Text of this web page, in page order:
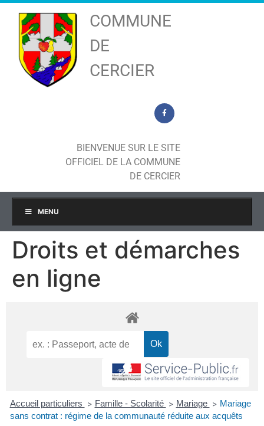
COMMUNE
DE
CERCIER
BIENVENUE SUR LE SITE
OFFICIEL DE LA COMMUNE
DE CERCIER
MENU
Droits et démarches
en ligne
Accueil particuliers > Famille - Scolarité > Mariage > Mariage
sans contrat : régime de la communauté réduite aux acquêts